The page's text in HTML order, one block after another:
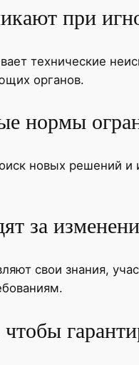
при
технические
органов.
нормы
новых решений и
за
свои знания,
чтобы